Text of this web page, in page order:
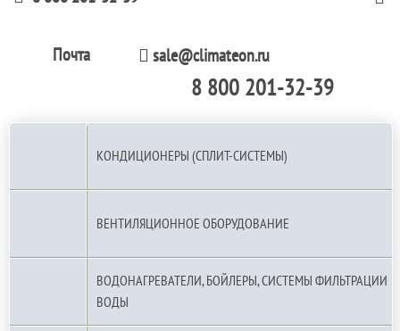
Почта sale@climateon.ru
8 800 201-32-39
КОНДИЦИОНЕРЫ (СПЛИТ-СИСТЕМЫ)
ВЕНТИЛЯЦИОННОЕ ОБОРУДОВАНИЕ
ВОДОНАГРЕВАТЕЛИ, БОЙЛЕРЫ, СИСТЕМЫ ФИЛЬТРАЦИИ
ВОДЫ